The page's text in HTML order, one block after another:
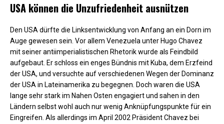
USA können die Unzufriedenheit ausnützen
Den USA dürfte die Linksentwicklung von Anfang an ein Dorn im
Auge gewesen sein. Vor allem Venezuela unter Hugo Chavez
mit seiner antiimperialistischen Rhetorik wurde als Feindbild
aufgebaut. Er schloss ein enges Bündnis mit Kuba, dem Erzfeind
der USA, und versuchte auf verschiedenen Wegen der Dominanz
der USA in Lateinamerika zu begegnen. Doch waren die USA
lange sehr stark im Nahen Osten engagiert und sahen in den
Ländern selbst wohl auch nur wenig Anknüpfungspunkte für ein
Eingreifen. Als allerdings im April 2002 Präsident Chavez bei